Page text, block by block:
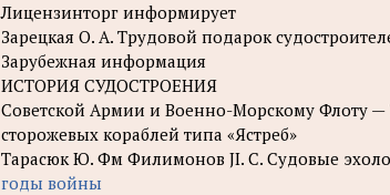
Лицензинторг информирует
Зарецкая О. А. Трудовой подарок
Зарубежная информация
ИСТОРИЯ СУДОСТРОЕНИЯ
Советской Армии и Военно-Морскому Флоту —
сторожевых кораблей типа «Ястреб»
Тарасюк Ю. Фм Филимонов JI. С. Судовые
годы войны